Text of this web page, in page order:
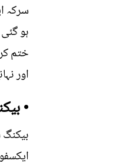
سرکہ
ہو
ختم
اور
•